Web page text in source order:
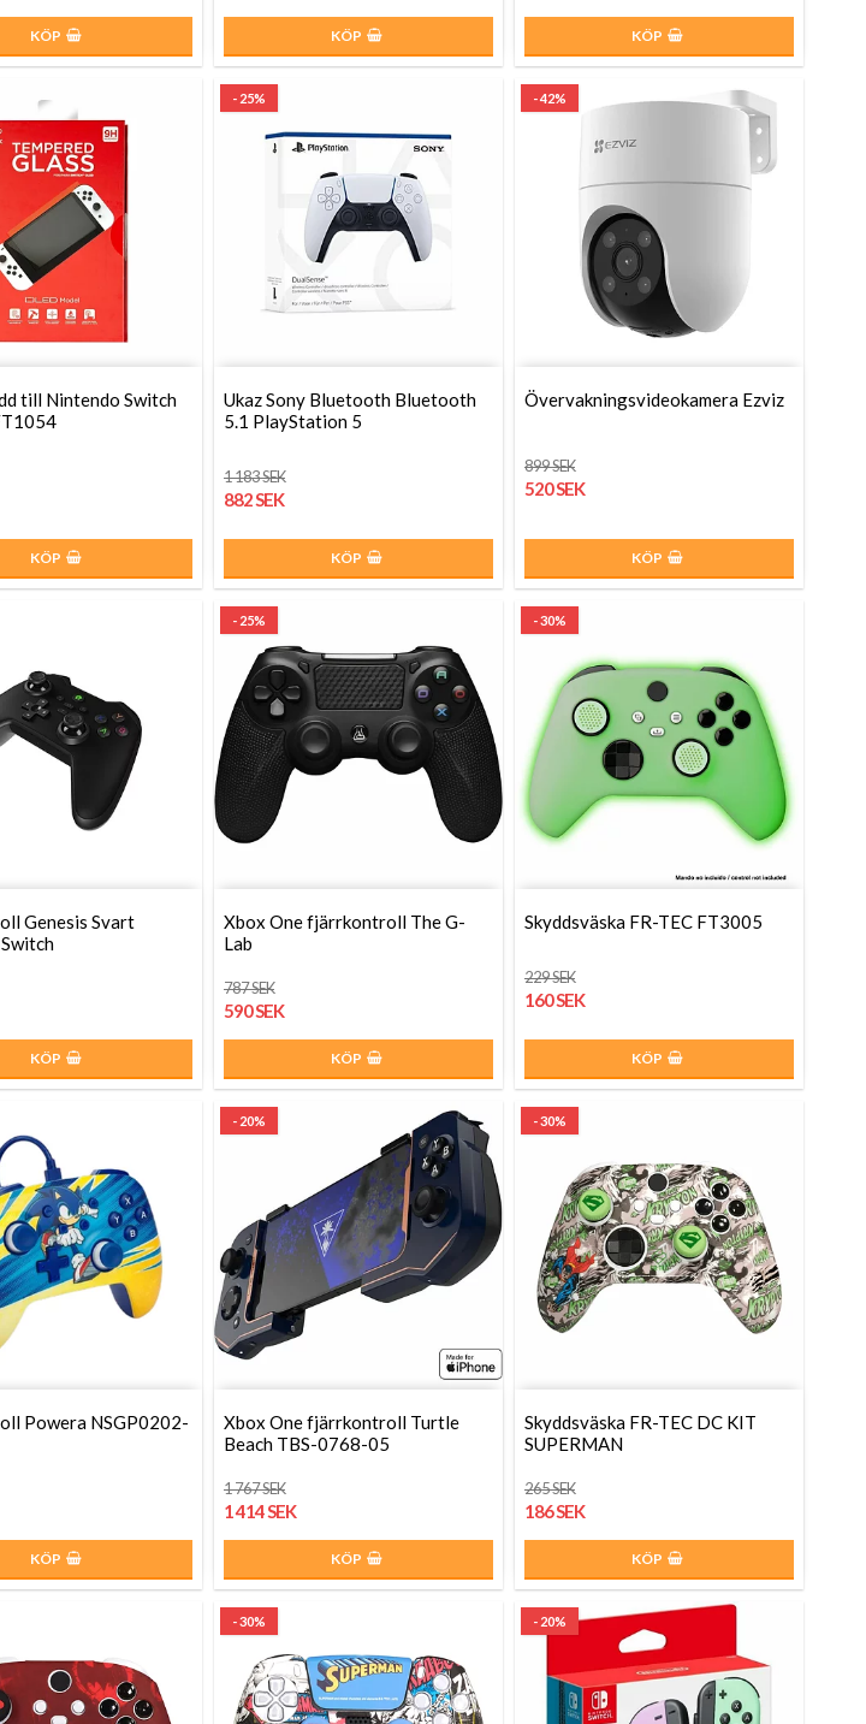
KÖP KÖP KÖP
till Nintendo Switch
KÖP
- 25%
Ukaz Sony Bluetooth Bluetooth
5.1 PlayStation 5
1 183 SEK
882 SEK
KÖP
- 42%
Ö­v­e­r­v­a­k­n­i­n­g­s­v­i­d­e­o­k­a­m­e­r­a Ezviz
899 SEK
520 SEK
KÖP
Genesis Svart
KÖP
- 25%
Xbox One fjärrkontroll The G-
Lab
787 SEK
590 SEK
KÖP
- 30%
Skyddsväska FR-TEC FT3005
229 SEK
160 SEK
KÖP
Powera NSGP0202-
KÖP
- 20%
Xbox One fjärrkontroll Turtle
Beach TBS-0768-05
1 767 SEK
1 414 SEK
KÖP
- 30%
Skyddsväska FR-TEC DC KIT
SUPERMAN
265 SEK
186 SEK
KÖP
- 30% - 20%